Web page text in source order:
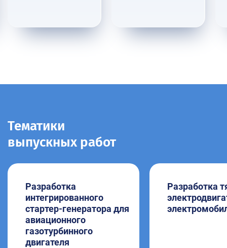
Тематики
выпускных работ
Разработка
интегрированного
стартер-генератора для
авиационного
газотурбинного
двигателя
Разработка